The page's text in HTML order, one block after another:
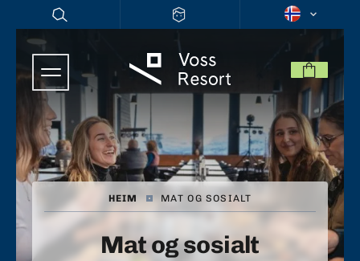
HEIM | MAT OG SOSIALT
Mat og sosialt